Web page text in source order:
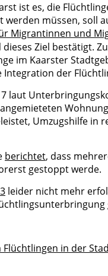
ist es, die
müssen, soll
Migrantinnen und
Ziel bestätigt.
im Kaarster
der
laut
Umzugshilfe in
berichtet, dass
gestoppt werde.
leider nicht mehr
in der